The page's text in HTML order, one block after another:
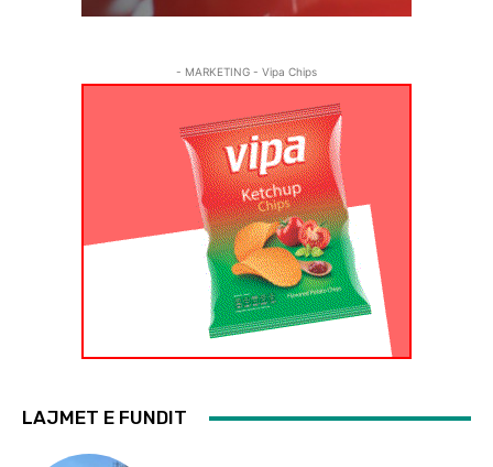
- MARKETING - Vipa Chips
LAJMET E FUNDIT